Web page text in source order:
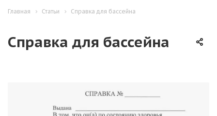
Главная Статьи Справка для бассейна
Справка для бассейна